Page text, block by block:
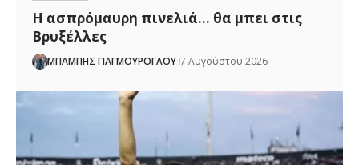
Η ασπρόμαυρη πινελιά… θα μπει στις
Βρυξέλλες
ΜΠΑΜΠΗΣ ΓΙΑΓΜΟΥΡΟΓΛΟΥ 7 Αυγούστου 2026